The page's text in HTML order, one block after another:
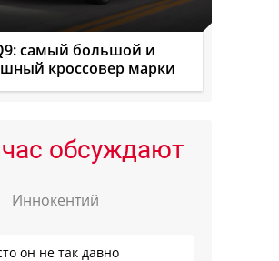
самый большой и
кроссовер марки
обсуждают
Иннокентий
он не так давно